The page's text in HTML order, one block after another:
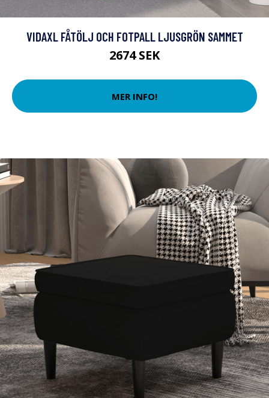
VIDAXL FÅTÖLJ OCH FOTPALL LJUSGRÖN SAMMET
2674 SEK
MER INFO!